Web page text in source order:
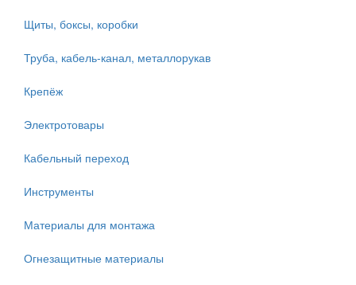
Щиты, боксы, коробки
Труба, кабель-канал, металлорукав
Крепёж
Электротовары
Кабельный переход
Инструменты
Материалы для монтажа
Огнезащитные материалы